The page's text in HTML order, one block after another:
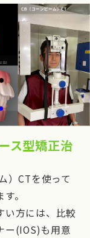
ス型矯正治
）CTを使って
。
い方には、比較
ー(IOS)も用意